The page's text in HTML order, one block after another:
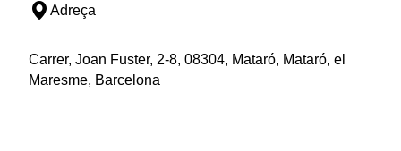
Adreça
Carrer, Joan Fuster, 2-8, 08304, Mataró, Mataró, el
Maresme, Barcelona